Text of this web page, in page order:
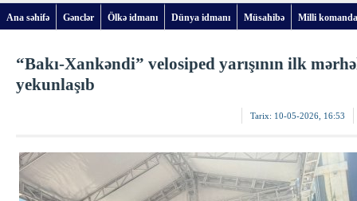
Ana səhifə Gənclər Ölkə idmanı Dünya idmanı Müsahibə Milli
“Bakı-Xankəndi” velosiped yarışının ilk
yekunlaşıb
Tarix: 10-05-2026, 16:53